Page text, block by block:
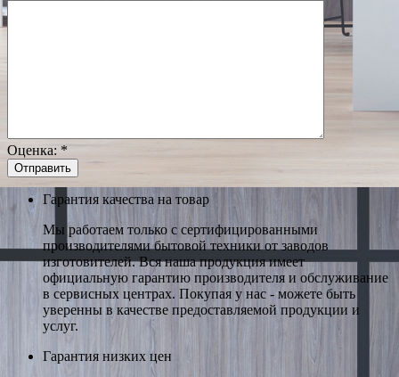
Оценка: *
Гарантия качества на товар
Мы работаем только с сертифицированными
производителями бытовой техники от заводов
изготовителей. Вся наша продукция имеет
официальную гарантию производителя и обслуживание
в сервисных центрах. Покупая у нас - можете быть
уверенны в качестве предоставляемой продукции и
услуг.
Гарантия низких цен